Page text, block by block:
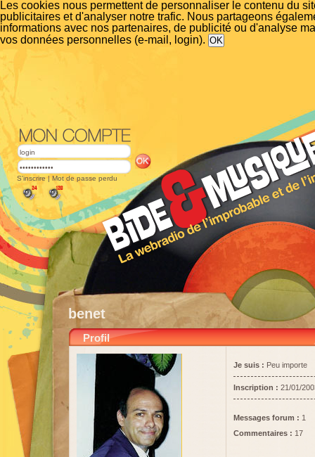
Les cookies nous permettent de personnaliser le contenu du
publicitaires et d'analyser notre trafic. Nous partageons
informations avec nos partenaires, de publicité ou d'analyse
vos données personnelles (e-mail, login).
S'inscrire | Mot de passe perdu
benet
Profil
Je suis : Peu importe
Inscription : 21/01/
Messages forum : 1
Commentaires : 17